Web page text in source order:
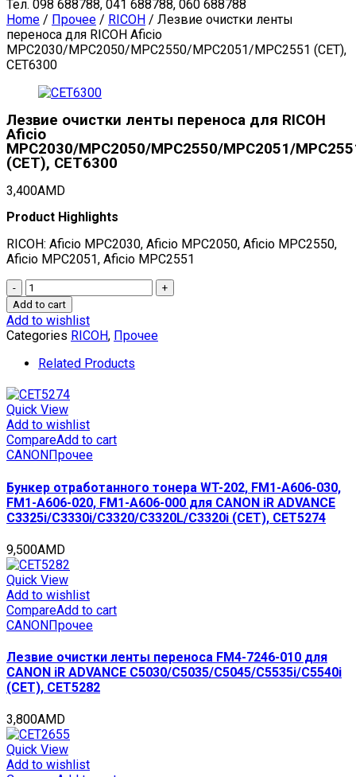
Тел. 098 688788, 041 688788, 060 688788
Home / Прочее / RICOH / Лезвие очистки ленты
переноса для RICOH Aficio
MPC2030/MPC2050/MPC2550/MPC2051/MPC2551 (CET),
CET6300
Лезвие очистки ленты переноса для RICOH
Aficio
MPC2030/MPC2050/MPC2550/MPC2051/
(CET), CET6300
3,400AMD
Product Highlights
RICOH: Aficio MPC2030, Aficio MPC2050, Aficio MPC2550,
Aficio MPC2051, Aficio MPC2551
Лезвие
очистки
ленты
переноса
для
RICOH
MPC2030/MPC2050/MPC2550/MPC2051/MPC2551
(CET),
CET6300
quantity
Add to cart
Add to wishlist
Categories RICOH, Прочее
Related Products
Quick View
Add to wishlist
CompareAdd to cart
CANON Прочее
Бункер отработанного тонера WT-202, FM1-A606-030,
FM1-A606-020, FM1-A606-000 для CANON iR ADVANCE
C3325i/C3330i/C3320/C3320L/C3320i (CET), CET5274
9,500AMD
Quick View
Add to wishlist
CompareAdd to cart
CANONПрочее
Лезвие очистки ленты переноса FM4-7246-010 для
CANON iR ADVANCE C5030/C5035/C5045/C5535i/C5540i
(CET), CET5282
3,800AMD
Quick View
Add to wishlist